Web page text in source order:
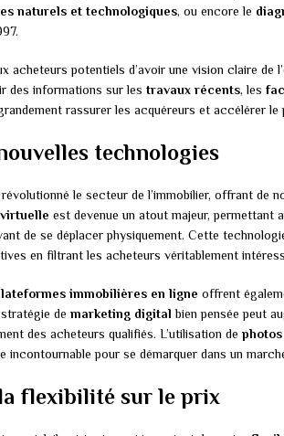
naturels et technologiques, ou encore le
acheteurs potentiels d’avoir une vision claire de
des informations sur les travaux récents, les
rassurer les acquéreurs et accélérer le
technologies
le secteur de l’immobilier, offrant de
est devenue un atout majeur, permettant
de se déplacer physiquement. Cette
en filtrant les acheteurs véritablement
immobilières en ligne offrent
de marketing digital bien pensée peut
des acheteurs qualifiés. L’utilisation de
incontournable pour se démarquer dans un
flexibilité sur le prix